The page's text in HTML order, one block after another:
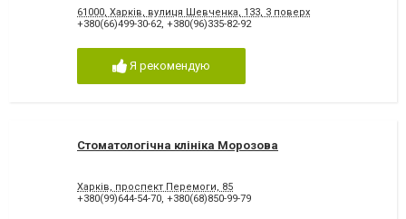
61000, Харків, вулиця Шевченка, 133, 3 поверх
+380(66)499-30-62, +380(96)335-82-92
Я рекомендую
Стоматологічна клініка Морозова
Харків, проспект Перемоги, 85
+380(99)644-54-70 +380(68)850-99-79